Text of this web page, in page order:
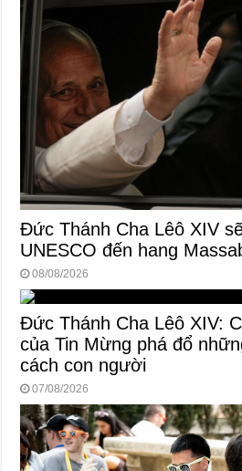
Đức Thánh Cha Lêô XIV
UNESCO đến hang
08/08/2026
Đức Thánh Cha Lêô XIV:
của Tin Mừng phá đổ
cách con người
07/08/2026